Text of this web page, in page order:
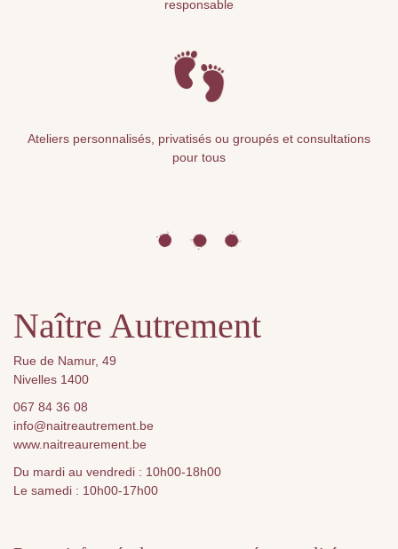
responsable
Ateliers personnalisés, privatisés ou groupés et consultations
pour tous
Naître Autrement
Rue de Namur, 49
Nivelles 1400
067 84 36 08
info@naitreautrement.be
www.naitreaurement.be
Du mardi au vendredi : 10h00-18h00
Le samedi : 10h00-17h00